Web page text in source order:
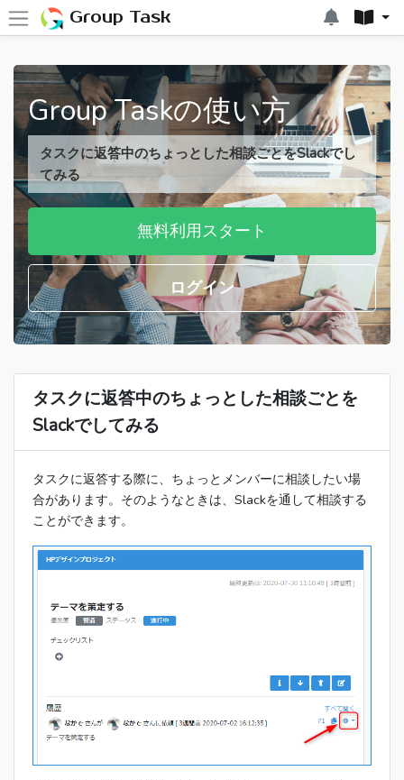
Group Task
Group Taskの使い方
タスクに返答中のちょっとした相談ごとをSlackでし
てみる
無料利用スタート
ログイン
タスクに返答中のちょっとした相談ごとを
Slackでしてみる
タスクに返答する際に、ちょっとメンバーに相談したい場
合があります。そのようなときは、Slackを通して相談する
ことができます。